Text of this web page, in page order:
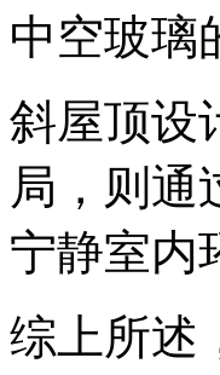
中空玻璃
斜屋顶设
局，则通
宁静室内
综上所述